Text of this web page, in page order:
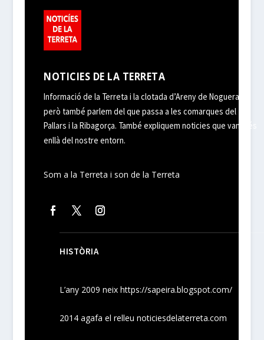
NOTICIES DE LA TERRETA
Informació de la Terreta i la clotada d’Areny de Noguera,
però també parlem del que passa a les comarques del
Pallars i la Ribagorça. També expliquem noticies que van més
enllà del nostre entorn.
Som a la Terreta i son de la Terreta
HISTÒRIA
L’any 2009 neixhttps://sapeira.blogspot.com/
2014 agafa el relleu noticiesdelaterreta.com